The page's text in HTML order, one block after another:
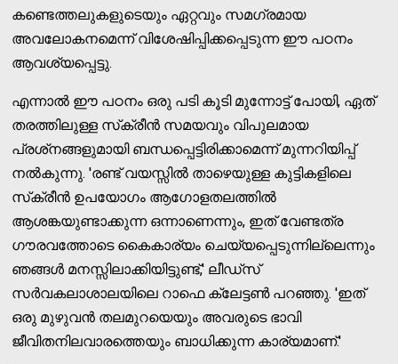
കണ്ടെത്തലുകളുടെയും ഏറ്റവും സമഗ്രമായ
അവലോകനമെന്ന് വിശേഷിപ്പിക്കപ്പെടുന്ന ഈ പഠനം
ആവശ്യപ്പെട്ടു.
എന്നാല്‍ ഈ പഠനം ഒരു പടി കൂടി മുന്നോട്ട് പോയി, ഏത്
തരത്തിലുള്ള സ്‌ക്രീന്‍ സമയവും വിപുലമായ
പ്രശ്‌നങ്ങളുമായി ബന്ധപ്പെട്ടിരിക്കാമെന്ന് മുന്നറിയിപ്പ്
നല്‍കുന്നു. 'രണ്ട് വയസ്സില്‍ താഴെയുള്ള കുട്ടികളിലെ
സ്‌ക്രീന്‍ ഉപയോഗം ആഗോളതലത്തില്‍
ആശങ്കയുണ്ടാക്കുന്ന ഒന്നാണെന്നും, ഇത് വേണ്ടത്ര
ഗൗരവത്തോടെ കൈകാര്യം ചെയ്യപ്പെടുന്നില്ലെന്നും
ഞങ്ങള്‍ മനസ്സിലാക്കിയിട്ടുണ്ട്,' ലീഡ്‌സ്
സര്‍വകലാശാലയിലെ റാഫെ ക്ലേട്ടണ്‍ പറഞ്ഞു. 'ഇത്
ഒരു മുഴുവന്‍ തലമുറയെയും അവരുടെ ഭാവി
ജീവിതനിലവാരത്തെയും ബാധിക്കുന്ന കാര്യമാണ്.'